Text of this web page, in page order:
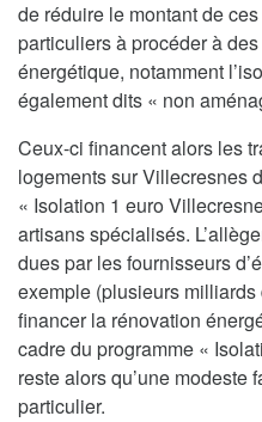
de réduire le montant de
particuliers à procéder à
énergétique, notamment
également dits « non
Ceux-ci financent alors les
logements sur Villecresnes
« Isolation 1 euro
artisans spécialisés.
dues par les fournisseurs
exemple (plusieurs milliards
financer la rénovation
cadre du programme «
reste alors qu’une modeste
particulier.